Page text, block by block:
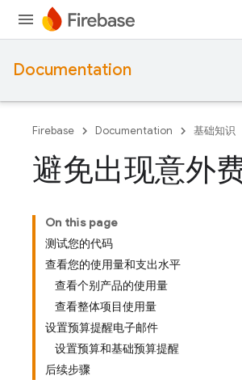
Documentation
Firebase Documentation 基础知识
避免出现意外
On this page
测试您的代码
查看您的使用量和支出水平
查看个别产品的使用量
查看整体项目使用量
设置预算提醒电子邮件
设置预算和基础预算提醒
后续步骤